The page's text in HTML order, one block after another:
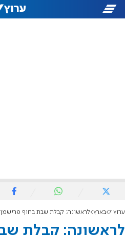
ערוץ 7 בארץ לראשונה: קבלת שבת בחוף פרישמן
לראשונה: קבלת